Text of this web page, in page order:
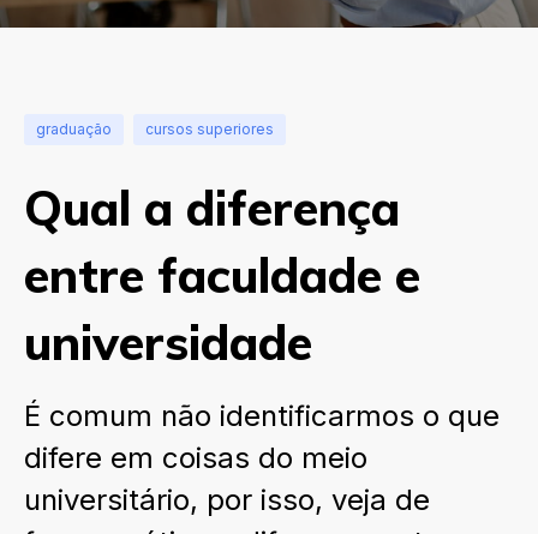
graduação cursos superiores
Qual a diferença
entre faculdade e
universidade
É comum não identificarmos o que
difere em coisas do meio
universitário, por isso, veja de